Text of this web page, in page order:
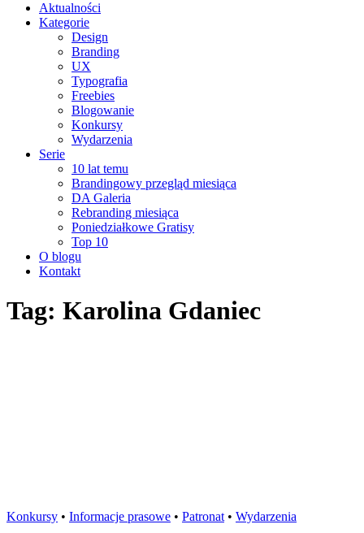
Aktualności
Kategorie
Design
Branding
UX
Typografia
Freebies
Blogowanie
Konkursy
Wydarzenia
Serie
10 lat temu
Brandingowy przegląd miesiąca
DA Galeria
Rebranding miesiąca
Poniedziałkowe Gratisy
Top 10
O blogu
Kontakt
Tag: Karolina Gdaniec
Konkursy • Informacje prasowe • Patronat • Wydarzenia